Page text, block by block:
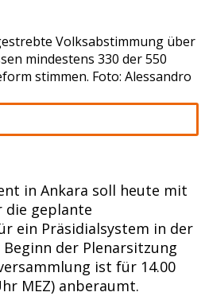
Volksabstimmung über
mindestens 330 der 550
stimmen. Foto: Alessandro
in Ankara soll heute mit
die geplante
ein Präsidialsystem in der
der Plenarsitzung
ist für 14.00
MEZ) anberaumt.